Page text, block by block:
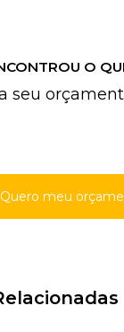
O
seu
Quero meu